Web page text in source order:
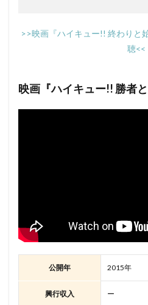
>>映画『ハイキュー!! 終わりと
聴<<
映画『ハイキュー!! 勝者と
公開年 2015年
興行収入 ー